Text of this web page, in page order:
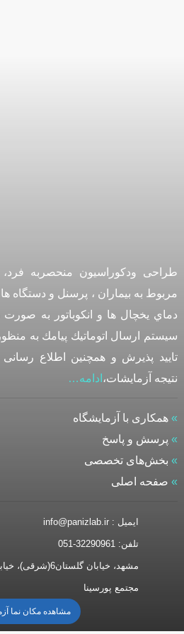
طراحی ودکوراسیون منحصربه فرد،
مربوط به بیماران ، پرسنل و دستگاه
دماي يخچال ها و انكوباتور به صورت
سيستم ارسال اتوماتيك پيامك به
تایيد پذيرش و همچنين اطلاع رسانی
نتيجه آزمايشات، ادامه…
» همکاری با آزمایشگاه
» پرسش و پاسخ
» بخش‌های تخصصی
» صفحه اصلی
ایمیل : info@panizlab.ir
تلفن: 32290961-051
مجتمع پورسینا
مشاهده مکان نما